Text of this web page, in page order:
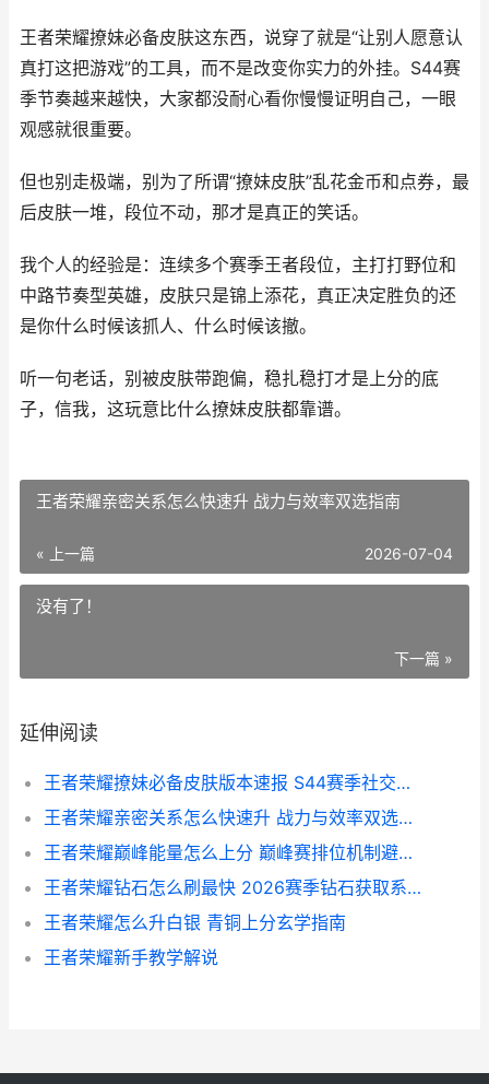
王者荣耀撩妹必备皮肤这东西，说穿了就是“让别人愿意认
真打这把游戏”的工具，而不是改变你实力的外挂。S44赛
季节奏越来越快，大家都没耐心看你慢慢证明自己，一眼
观感就很重要。
但也别走极端，别为了所谓“撩妹皮肤”乱花金币和点券，最
后皮肤一堆，段位不动，那才是真正的笑话。
我个人的经验是：连续多个赛季王者段位，主打打野位和
中路节奏型英雄，皮肤只是锦上添花，真正决定胜负的还
是你什么时候该抓人、什么时候该撤。
听一句老话，别被皮肤带跑偏，稳扎稳打才是上分的底
子，信我，这玩意比什么撩妹皮肤都靠谱。
王者荣耀亲密关系怎么快速升 战力与效率双选指南
« 上一篇 2026-07-04
没有了！
下一篇 »
延伸阅读
王者荣耀撩妹必备皮肤版本速报 S44赛季社交审美新趋势解析
王者荣耀亲密关系怎么快速升 战力与效率双选指南
王者荣耀巅峰能量怎么上分 巅峰赛排位机制避坑指南
王者荣耀钻石怎么刷最快 2026赛季钻石获取系统强度排行
王者荣耀怎么升白银 青铜上分玄学指南
王者荣耀新手教学解说